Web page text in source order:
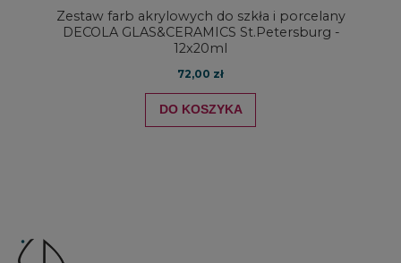
Zestaw farb akrylowych do szkła i porcelany
DECOLA GLAS&CERAMICS St.Petersburg -
12x20ml
72,00 zł
DO KOSZYKA